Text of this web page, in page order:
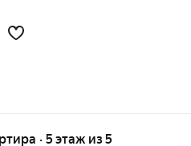
узаконена). Санузел
· 5 этаж из 5